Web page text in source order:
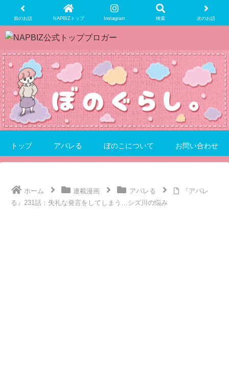
前のお話 NAPBIZトップ Instagram 検索 次のお話
トップ アパレる ぼのこについて お問い合わせ
ホーム 連載漫画 アパレる
『アパレ
る』231話：失礼な発言をしてしまう…シズ川の悩み